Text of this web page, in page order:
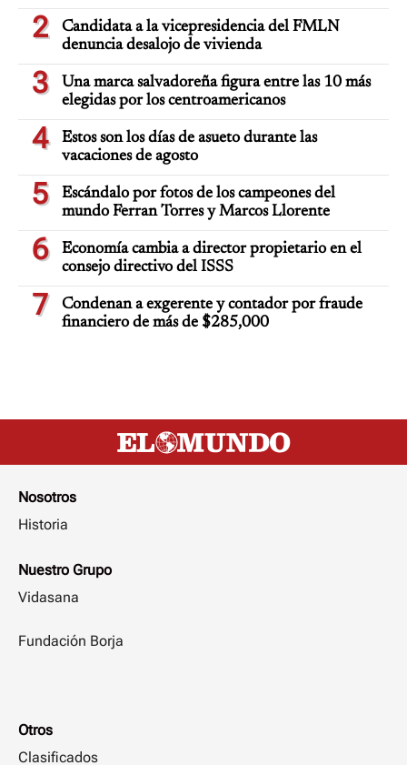
2
Candidata a la vicepresidencia del FMLN
denuncia desalojo de vivienda
3
Una marca salvadoreña figura entre las 10 más
elegidas por los centroamericanos
4
Estos son los días de asueto durante las
vacaciones de agosto
5
Escándalo por fotos de los campeones del
mundo Ferran Torres y Marcos Llorente
6
Economía cambia a director propietario en el
consejo directivo del ISSS
7
Condenan a exgerente y contador por fraude
financiero de más de $285,000
Nosotros
Historia
Nuestro Grupo
Vidasana
Fundación Borja
Otros
Clasificados